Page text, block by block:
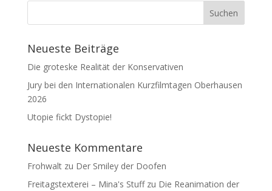
Neueste Beiträge
Die groteske Realität der Konservativen
Jury bei den Internationalen Kurzfilmtagen Oberhausen
2026
Utopie fickt Dystopie!
Neueste Kommentare
Frohwaltzu Der Smiley der Doofen
Freitagstexterei – Mina's Stuffzu Die Reanimation der